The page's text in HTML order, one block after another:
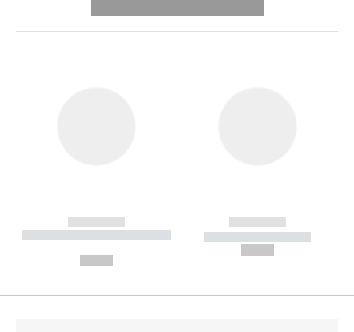
------------
----------- ----------- --------
------------
----------- -----------